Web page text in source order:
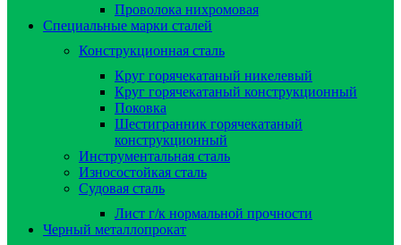
Проволока нихромовая
Специальные марки сталей
Конструкционная сталь
Круг горячекатаный никелевый
Круг горячекатаный конструкционный
Поковка
Шестигранник горячекатаный
конструкционный
Инструментальная сталь
Износостойкая сталь
Судовая сталь
Лист г/к нормальной прочности
Черный металлопрокат